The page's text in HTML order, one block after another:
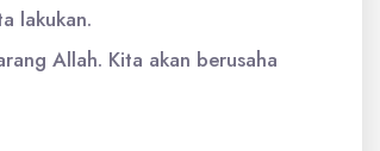
lakukan.
Allah. Kita akan berusaha